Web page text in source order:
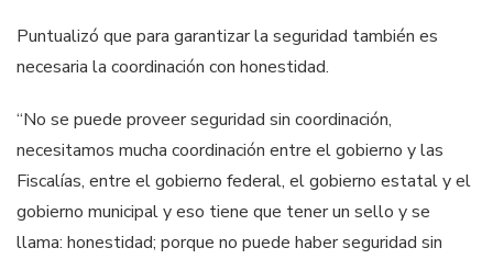
Puntualizó que para garantizar la seguridad también es
necesaria la coordinación con honestidad.
“No se puede proveer seguridad sin coordinación,
necesitamos mucha coordinación entre el gobierno y las
Fiscalías, entre el gobierno federal, el gobierno estatal y el
gobierno municipal y eso tiene que tener un sello y se
llama: honestidad; porque no puede haber seguridad sin